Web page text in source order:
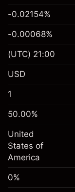
عقود
$1,000.00
-0.02154
%
(-$0.43)
-0.02154%
$1,000.00
-0.000682
%
(-$0.01)
-0.00068%
21:00
(UTC)
USD
1
50.00%
United
States of
America
0%